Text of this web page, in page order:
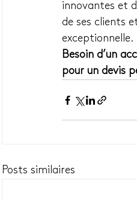
innovantes et
de ses clients
exceptionnelle.
Besoin d’un
pour un devis
Posts similaires